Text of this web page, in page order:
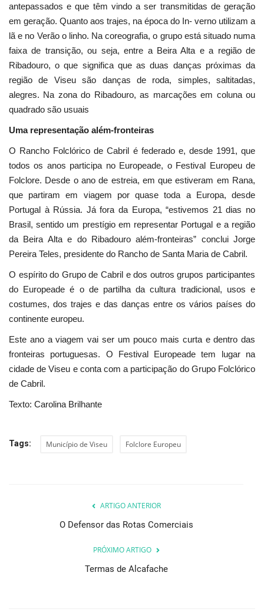
antepassados e que têm vindo a ser transmitidas de geração
em geração. Quanto aos trajes, na época do In- verno utilizam a
lã e no Verão o linho. Na coreografia, o grupo está situado numa
faixa de transição, ou seja, entre a Beira Alta e a região de
Ribadouro, o que significa que as duas danças próximas da
região de Viseu são danças de roda, simples, saltitadas,
alegres. Na zona do Ribadouro, as marcações em coluna ou
quadrado são usuais
Uma representação além-fronteiras
O Rancho Folclórico de Cabril é federado e, desde 1991, que
todos os anos participa no Europeade, o Festival Europeu de
Folclore. Desde o ano de estreia, em que estiveram em Rana,
que partiram em viagem por quase toda a Europa, desde
Portugal à Rússia. Já fora da Europa, “estivemos 21 dias no
Brasil, sentido um prestígio em representar Portugal e a região
da Beira Alta e do Ribadouro além-fronteiras” conclui Jorge
Pereira Teles, presidente do Rancho de Santa Maria de Cabril.
O espírito do Grupo de Cabril e dos outros grupos participantes
do Europeade é o de partilha da cultura tradicional, usos e
costumes, dos trajes e das danças entre os vários países do
continente europeu.
Este ano a viagem vai ser um pouco mais curta e dentro das
fronteiras portuguesas. O Festival Europeade tem lugar na
cidade de Viseu e conta com a participação do Grupo Folclórico
de Cabril.
Texto: Carolina Brilhante
Tags: Município de Viseu Folclore Europeu
ARTIGO ANTERIOR
O Defensor das Rotas Comerciais
PRÓXIMO ARTIGO
Termas de Alcafache